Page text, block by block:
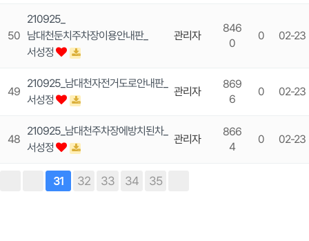
50
210925_
남대천둔치주차장이용안내판_
서성정
관리자
846
0
0 02-23
49
210925_남대천자전거도로안내판_
서성정
관리자
869
6
0 02-23
48
210925_남대천주차장에방치된차_
서성정
관리자
866
4
0 02-23
31 32 33 34 35